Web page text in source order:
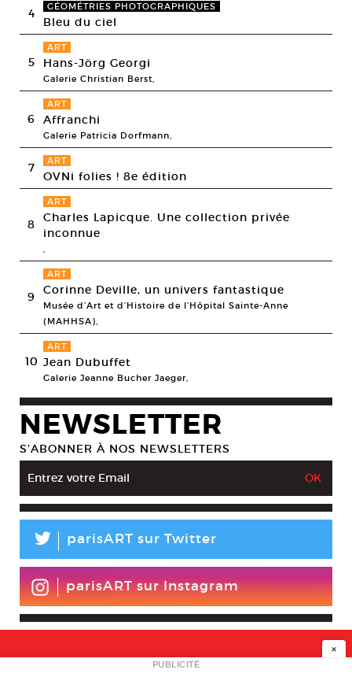
4 GÉOMÉTRIES PHOTOGRAPHIQUES
Bleu du ciel
5
ART
Hans-Jörg Georgi
Galerie Christian Berst,
6
ART
Affranchi
Galerie Patricia Dorfmann,
7 ART
OVNi folies ! 8e édition
8
ART
Charles Lapicque. Une collection privée
inconnue
,
9
ART
Corinne Deville, un univers fantastique
Musée d’Art et d’Histoire de l’Hôpital Sainte-Anne
(MAHHSA),
10
ART
Jean Dubuffet
Galerie Jeanne Bucher Jaeger,
NEWSLETTER
S’ABONNER À NOS NEWSLETTERS
L parisART sur Twitter
parisART sur Instagram
×
PUBLICITÉ